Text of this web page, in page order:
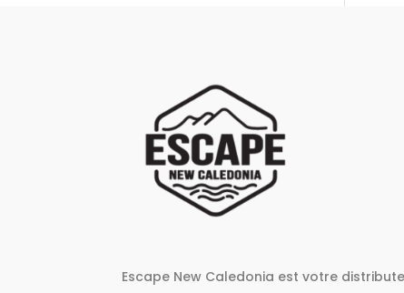
Escape New Caledonia est votre